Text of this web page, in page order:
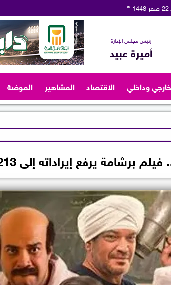
22 صفر 1448 هـ
رئيس مجلس الإدارة
أميرة عبيد
خارجي وداخلي الاقتصاد المشاهير الموضة